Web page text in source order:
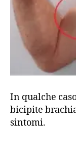
In qualche
bicipite
sintomi.